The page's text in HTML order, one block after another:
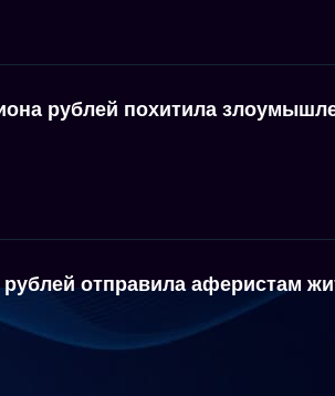
рублей похитила
отправила аферистам